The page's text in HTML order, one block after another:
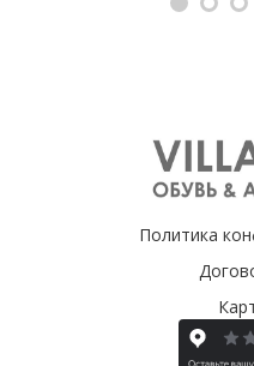
Политика